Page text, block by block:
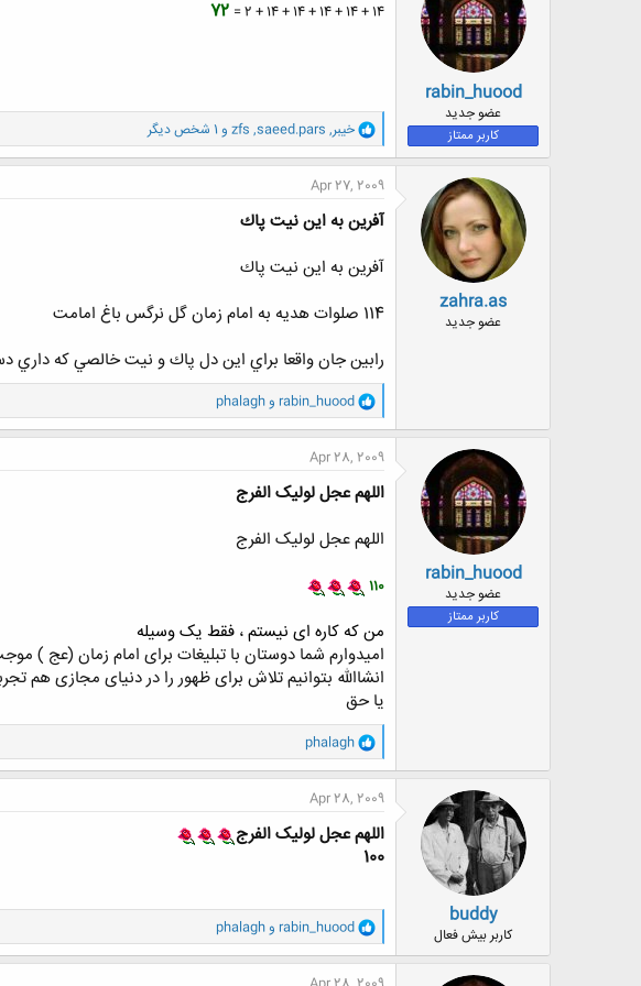
ه
ا
rabin_huood
عضو جدید
کاربر ممتاز
14 + 14 + 14 + 14 + 14 + 2 =
72
و
ا
ک
ش
ه
ا
خيبر,
saeed.pars
,
zfs و 1 شخص دیگر
zahra.as
عضو جدید
Apr 27, 2009
آفرين به اين نيت پاك
آفرين به اين نيت پاك
114 صلوات هديه به امام زمان گل نرگس باغ امامت
رابين جان واقعا براي اين دل پاك و نيت خالصي كه داري
و
ا
ک
ش
ه
ا
rabin_huood و phalagh
rabin_huood
عضو جدید
کاربر ممتاز
Apr 28, 2009
اللهم عجل لولیک الفرج
اللهم عجل لولیک الفرج
110
من که کاره ای نیستم ، فقط یک وسیله
امیدوارم شما دوستان با تبلیغات برای امام زمان (عج )
انشاالله بتوانیم تلاش برای ظهور را در دنیای مجازی هم
یا حق
و
ا
ک
ش
ه
ا
phalagh
buddy
کاربر بیش فعال
Apr 28, 2009
اللهم عجل لولیک الفرج
100
و
ا
ک
rabin_huood وphalagh